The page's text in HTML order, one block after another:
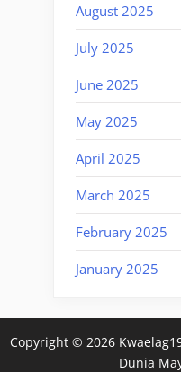
August 2025
July 2025
June 2025
May 2025
April 2025
March 2025
February 2025
January 2025
Copyright © 2026
Dunia